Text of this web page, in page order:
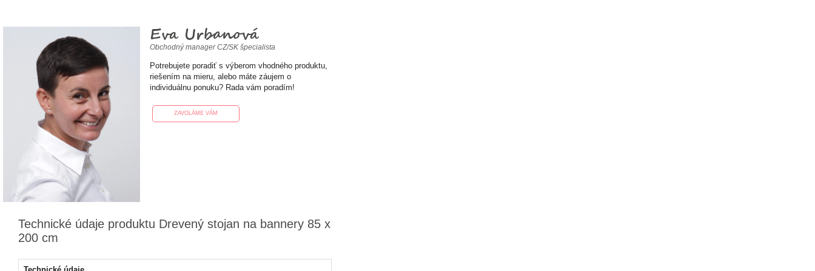
Eva Urbanová
Obchodný manager CZ/SK špecialista
Potrebujete poradiť s výberom vhodného produktu,
riešením na mieru, alebo máte záujem o
individuálnu ponuku? Rada vám poradím!
ZAVOLÁME VÁM
Technické údaje produktu Drevený stojan na bannery 85 x
200 cm